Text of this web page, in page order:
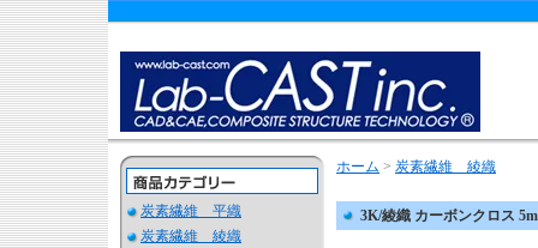
炭素繊維 平織
炭素繊維 綾織
ホーム > 炭素繊維 綾織
3K/綾織 カーボンクロス